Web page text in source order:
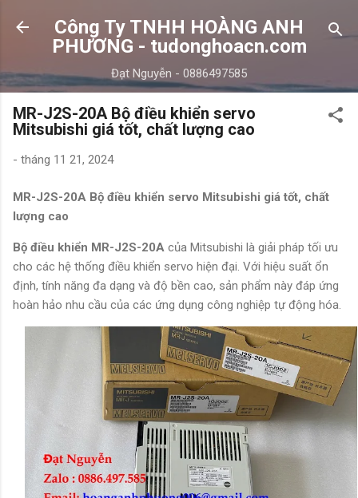
Chuyển đến nội dung chính
Công Ty TNHH HOÀNG ANH
PHƯƠNG - tudonghoacn.com
Đạt Nguyễn - 0886497585
MR-J2S-20A Bộ điều khiển servo
Mitsubishi giá tốt, chất lượng cao
- tháng 11 21, 2024
MR-J2S-20A Bộ điều khiển servo Mitsubishi giá tốt, chất
lượng cao
Bộ điều khiển MR-J2S-20A của Mitsubishi là giải pháp tối ưu
cho các hệ thống điều khiển servo hiện đại. Với hiệu suất ổn
định, tính năng đa dạng và độ bền cao, sản phẩm này đáp ứng
hoàn hảo nhu cầu của các ứng dụng công nghiệp tự động hóa.